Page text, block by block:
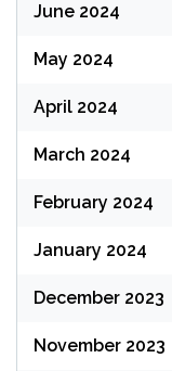
June 2024
May 2024
April 2024
March 2024
February 2024
January 2024
December 2023
November 2023